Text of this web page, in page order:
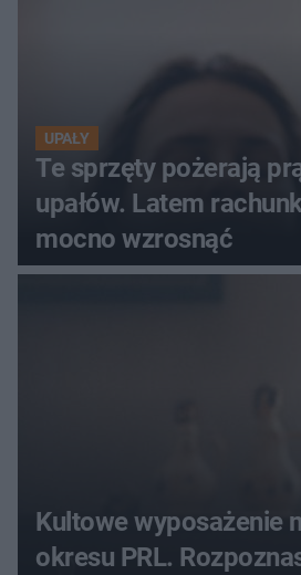
UPAŁY
Te sprzęty pożerają
upałów. Latem
mocno wzrosnąć
Kultowe wyposażenie
okresu PRL.